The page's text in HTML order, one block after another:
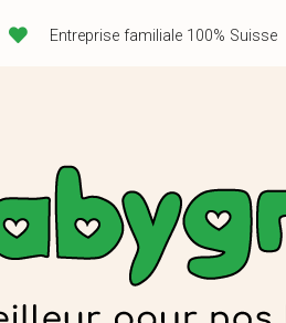
Entreprise familiale 100% Suisse